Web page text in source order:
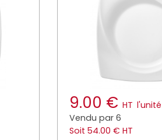
9.00 € HT l'unité
Vendu par 6
Soit 54.00 € HT